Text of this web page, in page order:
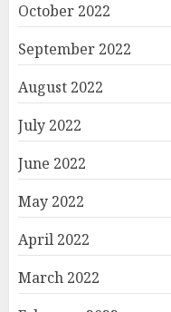
October 2022
September 2022
August 2022
July 2022
June 2022
May 2022
April 2022
March 2022